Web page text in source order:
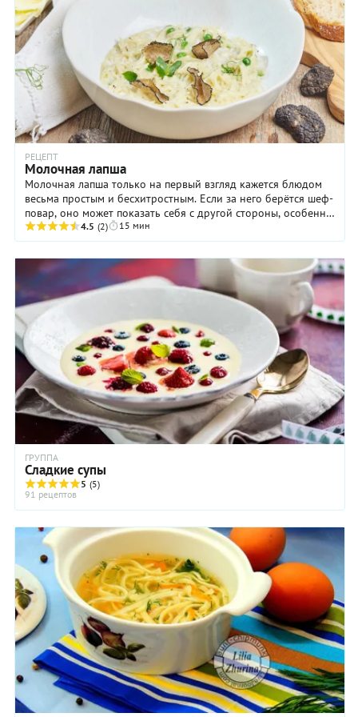
РЕЦЕПТ
Молочная лапша
Молочная лапша только на первый взгляд кажется блюдом
весьма простым и бесхитростным. Если за него берётся шеф-
повар, оно может показать себя с другой стороны, особенно,
если с поваром заодно и ...
4.5 (2) 15 мин
ГРУППА
Сладкие супы
5 (5)
91 рецептов